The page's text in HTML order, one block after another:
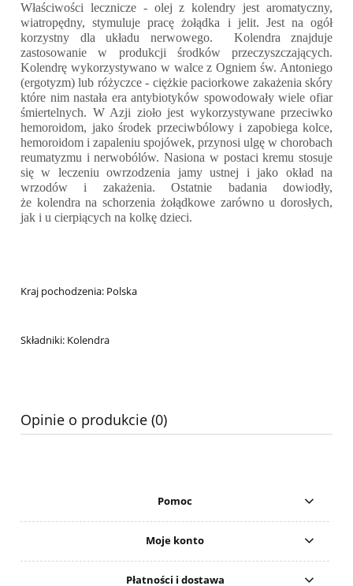
Właściwości lecznicze - olej z kolendry jest aromatyczny,
wiatropędny, stymuluje pracę żołądka i jelit. Jest na ogół
korzystny dla układu nerwowego. Kolendra znajduje
zastosowanie w produkcji środków przeczyszczających.
Kolendrę wykorzystywano w walce z Ogniem św. Antoniego
(ergotyzm) lub różyczce - ciężkie paciorkowe zakażenia skóry
które nim nastała era antybiotyków spowodowały wiele ofiar
śmiertelnych. W Azji zioło jest wykorzystywane przeciwko
hemoroidom, jako środek przeciwbólowy i zapobiega kolce,
hemoroidom i zapaleniu spojówek, przynosi ulgę w chorobach
reumatyzmu i nerwobólów. Nasiona w postaci kremu stosuje
się w leczeniu owrzodzenia jamy ustnej i jako okład na
wrzodów i zakażenia. Ostatnie badania dowiodły,
że kolendra na schorzenia żołądkowe zarówno u dorosłych,
jak i u cierpiących na kolkę dzieci.
Kraj pochodzenia: Polska
Składniki: Kolendra
Opinie o produkcie (0)
Pomoc
Moje konto
Płatności i dostawa